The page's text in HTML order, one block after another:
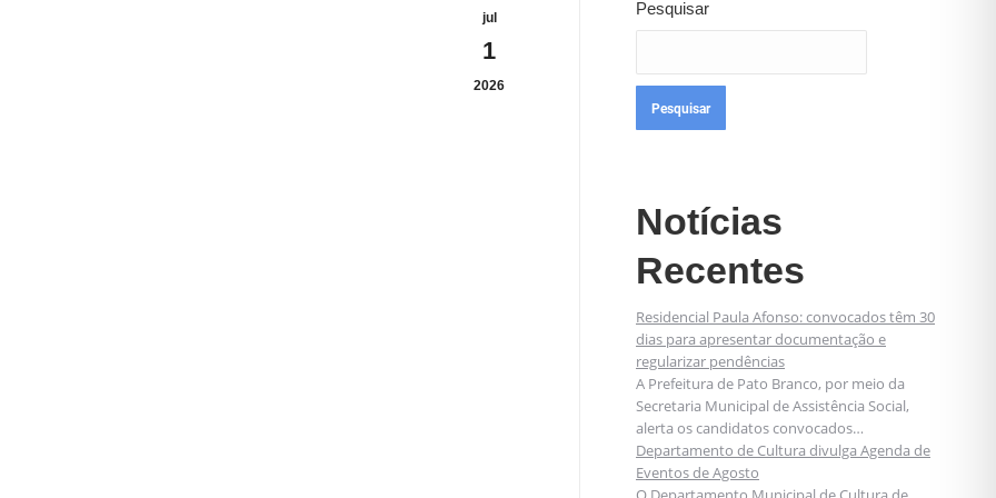
jul
1
2026
Pesquisar
Pesquisar
Notícias
Recentes
Residencial Paula Afonso: convocados têm 30
dias para apresentar documentação e
regularizar pendências
A Prefeitura de Pato Branco, por meio da
Secretaria Municipal de Assistência Social,
alerta os candidatos convocados…
Departamento de Cultura divulga Agenda de
Eventos de Agosto